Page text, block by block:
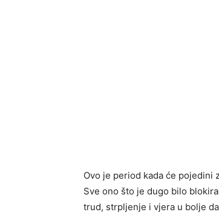
Ovo je period kada će pojedini
Sve ono što je dugo bilo
trud, strpljenje i vjera u bolje